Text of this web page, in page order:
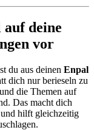
deine
vor
du aus deinen Enpal
dich nur berieseln zu
die Themen auf
Das macht dich
hilft gleichzeitig